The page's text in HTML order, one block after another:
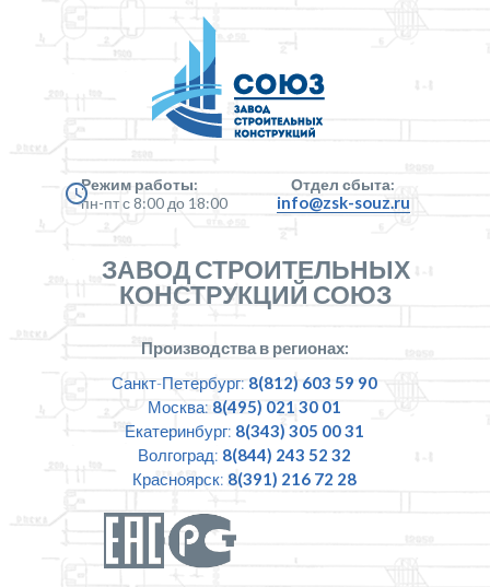
Режим работы:
пн-пт с 8:00 до 18:00
Отдел сбыта:
info@zsk-souz.ru
ЗАВОД СТРОИТЕЛЬНЫХ
КОНСТРУКЦИЙ СОЮЗ
Производства в регионах:
Санкт-Петербург: 8(812) 603 59 90
Москва: 8(495) 021 30 01
Екатеринбург: 8(343) 305 00 31
Волгоград: 8(844) 243 52 32
Красноярск: 8(391) 216 72 28